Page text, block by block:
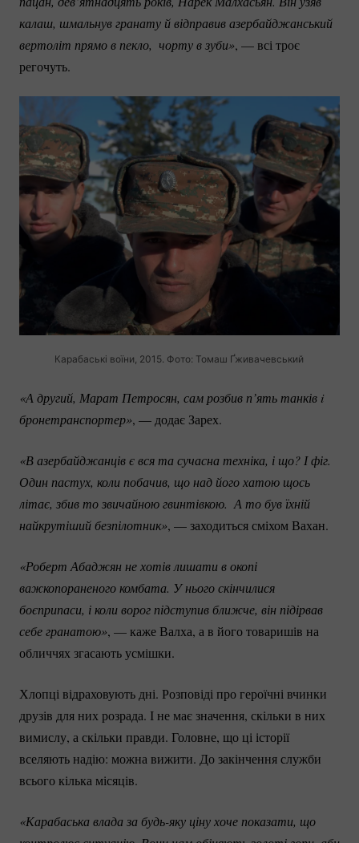
калаш, шмальнув гранату й відправив азербайджанський
вертоліт прямо в пекло,  чорту в зуби», — всі троє
регочуть.
Карабаські воїни, 2015. Фото: Томаш Ґживачевський
«А другий, Марат Петросян, сам розбив п’ять танків i
бронетранспортер», — додає Зарех.
«В азербайджанців є вся та сучасна техніка, і що? І фіг.
Один пастух, коли побачив, що над його хатою щось
літає, збив то звичайною гвинтівкою.  А то був їхній
найкрутіший безпілотник», — заходиться сміхом Вахан.
«Роберт Абаджян не хотів лишати в окопі
важкопораненого комбата. У нього скінчилися
боєприпаси, і коли ворог підступив ближче, він підірвав
себе гранатою», — каже Валха, а в його товаришів на
обличчях згасають усмішки.
Хлопці відраховують дні. Розповіді про героїчні вчинки
друзів для них розрада. І не має значення, скільки в них
вимислу, а скільки правди. Головне, що ці історії
вселяють надію: можна вижити. До закінчення служби
всього кілька місяців.
«Карабаська влада за будь-яку ціну хоче показати, що